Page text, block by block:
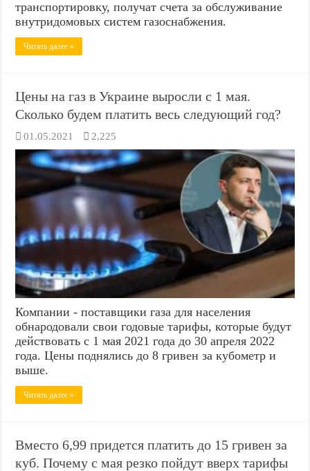
транспортировку, получат счета за обслуживание
внутридомовых систем газоснабжения.
Читать далее »
Цены на газ в Украине выросли с 1 мая.
Сколько будем платить весь следующий год?
01.05.2021 2,225
Компании - поставщики газа для населения
обнародовали свои годовые тарифы, которые будут
действовать с 1 мая 2021 года до 30 апреля 2022
года. Цены поднялись до 8 гривен за кубометр и
выше.
Читать далее »
Вместо 6,99 придется платить до 15 гривен за
куб. Почему с мая резко пойдут вверх тарифы